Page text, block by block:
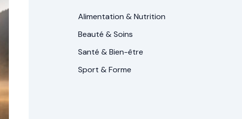
Alimentation & Nutrition
Beauté & Soins
Santé & Bien-être
Sport & Forme